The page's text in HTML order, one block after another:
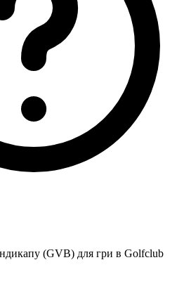
(GVB) для гри в Golfclub